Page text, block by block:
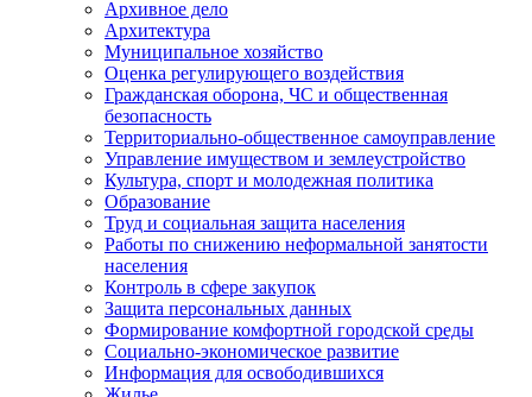
Архивное дело
Архитектура
Муниципальное хозяйство
Оценка регулирующего воздействия
Гражданская оборона, ЧС и общественная
безопасность
Территориально-общественное самоуправление
Управление имуществом и землеустройство
Культура, спорт и молодежная политика
Образование
Труд и социальная защита населения
Работы по снижению неформальной занятости
населения
Контроль в сфере закупок
Защита персональных данных
Формирование комфортной городской среды
Социально-экономическое развитие
Информация для освободившихся